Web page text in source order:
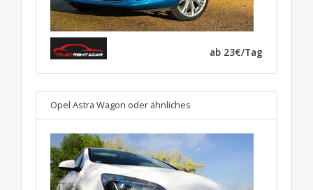
ab 23€/Tag
Opel Astra Wagon oder ähnliches